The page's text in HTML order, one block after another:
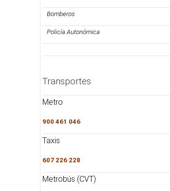
Bomberos
Policía Autonómica
Transportes
Metro
900 461 046
Taxis
607 226 228
Metrobús (CVT)